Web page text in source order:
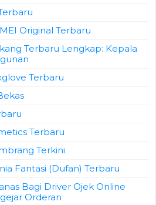
Original Terbaru
Terbaru Lengkap: Kepala
Terbaru
Terbaru
Terkini
Fantasi (Dufan) Terbaru
Bagi Driver Ojek Online
Orderan